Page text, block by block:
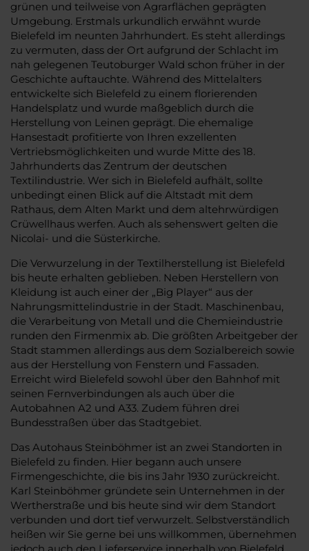
grünen und teilweise von Agrarflächen geprägten
Umgebung. Erstmals urkundlich erwähnt wurde
Bielefeld im neunten Jahrhundert. Es steht allerdings
zu vermuten, dass der Ort aufgrund der Schlacht im
nah gelegenen Teutoburger Wald schon früher in der
Geschichte auftauchte. Während des Mittelalters
entwickelte sich Bielefeld zu einem florierenden
Handelsplatz und wurde maßgeblich durch die
Herstellung von Leinen geprägt. Die ehemalige
Hansestadt profitierte von Ihren exzellenten
Vertriebsmöglichkeiten und wurde Mitte des 18.
Jahrhunderts das Zentrum der deutschen
Textilindustrie. Wer sich in Bielefeld aufhält, sollte
unbedingt einen Blick auf die Altstadt mit dem
Rathaus, dem Alten Markt und dem altehrwürdigen
Crüwellhaus werfen. Auch als sehenswert gelten die
Nicolai- und die Süsterkirche.
Die Verwurzelung in der Textilherstellung ist Bielefeld
bis heute erhalten geblieben. Neben Herstellern von
Kleidung ist auch einer der „Big Player“ aus der
Nahrungsmittelindustrie in der Stadt. Maschinenbau,
die Verarbeitung von Metall und die Chemieindustrie
runden den Firmenmix ab. Die größten Arbeitgeber der
Stadt stammen allerdings aus dem Sozialbereich sowie
aus der Herstellung von Fenstern und Fassaden.
Erreicht wird Bielefeld sowohl über den Bahnhof mit
seinen Fernverbindungen als auch über die
Autobahnen A2 und A33. Zudem führen drei
Bundesstraßen über das Stadtgebiet.
Das Autohaus Steinböhmer ist an zwei Standorten in
Bielefeld zu finden. Hier begann auch unsere
Firmengeschichte, die bis ins Jahr 1930 zurückreicht.
Karl Steinböhmer gründete sein Unternehmen in der
Wertherstraße und bis heute sind wir dem Standort
verbunden und dort tief verwurzelt. Selbstverständlich
heißen wir Sie gerne bei uns willkommen, übernehmen
jedoch auch den Lieferservice innerhalb von Bielefeld